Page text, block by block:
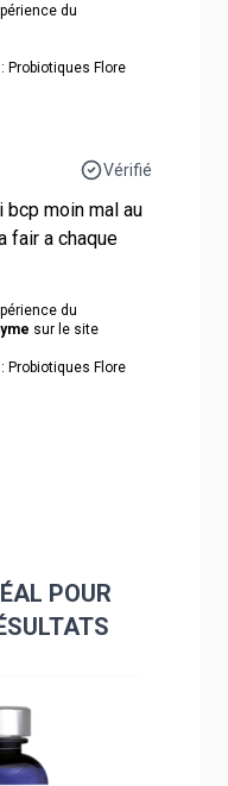
du
Probiotiques Flore
Vérifié
bcp moin mal au
fair a chaque
du
sur le site
Probiotiques Flore
POUR